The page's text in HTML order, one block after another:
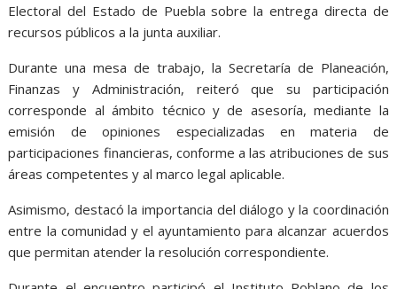
Electoral del Estado de Puebla sobre la entrega directa de
recursos públicos a la junta auxiliar.
Durante una mesa de trabajo, la Secretaría de Planeación,
Finanzas y Administración, reiteró que su participación
corresponde al ámbito técnico y de asesoría, mediante la
emisión de opiniones especializadas en materia de
participaciones financieras, conforme a las atribuciones de sus
áreas competentes y al marco legal aplicable.
Asimismo, destacó la importancia del diálogo y la coordinación
entre la comunidad y el ayuntamiento para alcanzar acuerdos
que permitan atender la resolución correspondiente.